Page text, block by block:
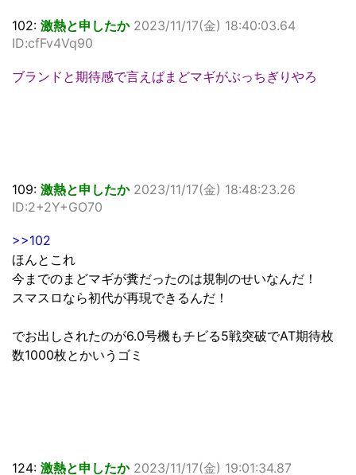
102: 激熱と申したか 2023/11/17(金) 18:40:03.64
ID:cfFv4Vq90
ブランドと期待感で言えばまどマギがぶっちぎりやろ
109: 激熱と申したか 2023/11/17(金) 18:48:23.26
ID:2+2Y+GO70
>>102
ほんとこれ
今までのまどマギが糞だったのは規制のせいなんだ！
スマスロなら初代が再現できるんだ！
でお出しされたのが6.0号機もチビる5戦突破でAT期待枚
数1000枚とかいうゴミ
124: 激熱と申したか 2023/11/17(金) 19:01:34.87